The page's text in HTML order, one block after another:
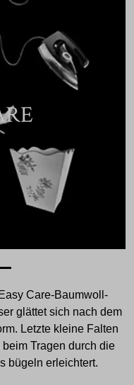
Care-Baumwoll-
glättet sich nach dem
Letzte kleine Falten
Tragen durch die
bügeln erleichtert.